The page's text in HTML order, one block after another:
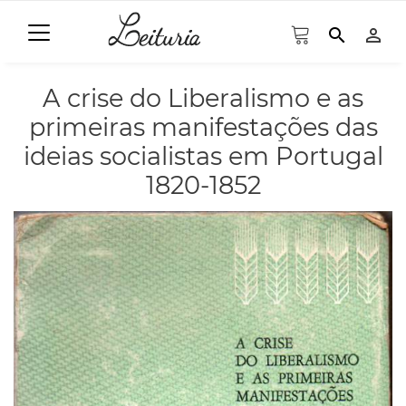
search person_outline
A crise do Liberalismo e as
primeiras manifestações das
ideias socialistas em Portugal
1820-1852